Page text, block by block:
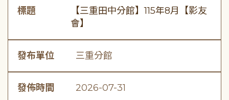
標題
【三重田中分館】115年8月【影友
會】
發布單位 三重分館
發佈時間 2026-07-31